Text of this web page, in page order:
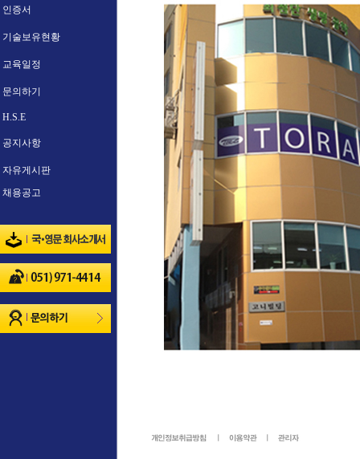
인증서
기술보유현황
교육일정
문의하기
H.S.E
공지사항
자유게시판
채용공고